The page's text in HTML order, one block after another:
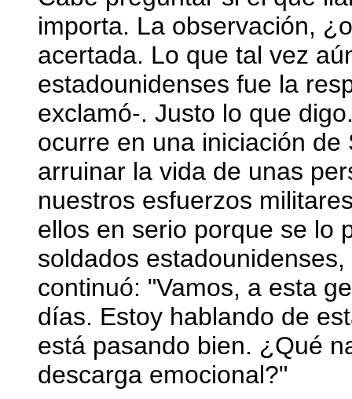
importa. La observación,
acertada. Lo que tal vez
estadounidenses fue la
exclamó-. Justo lo que
ocurre en una iniciación
arruinar la vida de unas
nuestros esfuerzos
ellos en serio porque se lo
soldados
continuó: "Vamos, a esta
días. Estoy hablando de
está pasando bien. ¿Qué
descarga emocional?"